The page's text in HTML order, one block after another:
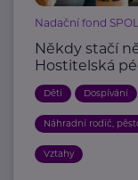
Nadační fond
Někdy stačí
Hostitelská
Děti Dospívání
Náhradní rodič,
Vztahy